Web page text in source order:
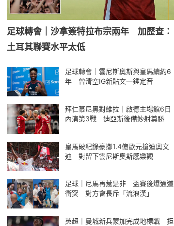
足球轉會｜沙拿簽特拉布宗兩年 加歷查：
土耳其聯賽水平太低
足球轉會｜雲尼斯奧斯與皇馬續約6
年 曾清空IG新貼文一錘定音
拜仁慕尼黑對維拉｜啟德主場館6日
內演第3戰 迪亞斯後備妙射奠勝
皇馬破紀錄豪擲1.4億歐元搶迪奧文
迪 對留下雲尼斯奧斯感樂觀
足球｜尼馬再惹是非 盃賽後爆通道
衝突 對方會長斥「流浪漢」
英超｜曼城新兵蒙加完成地標戰 拒